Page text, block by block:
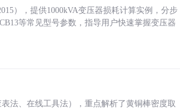
），提供1000kVA变压器损耗计算实例，分步
等常见型号参数，指导用户快速掌握变压器
法、在线工具法），重点解析了黄铜棒密度取